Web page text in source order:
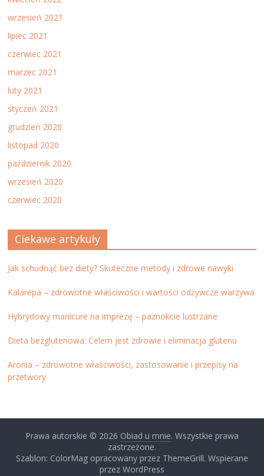
wrzesień 2021
lipiec 2021
czerwiec 2021
marzec 2021
luty 2021
styczeń 2021
grudzień 2020
listopad 2020
październik 2020
wrzesień 2020
czerwiec 2020
Ciekawe artykuły
Jak schudnąć bez diety? Skuteczne metody i zdrowe nawyki
Kalarepa – zdrowotne właściwości i wartości odżywcze warzywa
Hybrydowy manicure na imprezę – paznokcie lustrzane
Dieta bezglutenowa: Celem jest zdrowie i eliminacja glutenu
Aronia – zdrowotne właściwości, zastosowanie i przepisy na
przetwory
Prawa autorskie © 2026 Obiad u mnie. Wszystkie prawa
zastrzeżone.
Szablon: ColorMag opracowany przez ThemeGrill. Wspierane
przez WordPress